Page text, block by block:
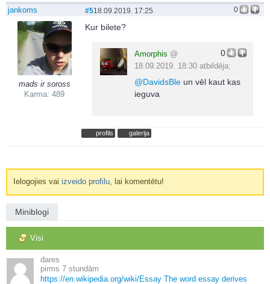
jankoms
mads ir soross
Karma: 489
0
#518.09.2019. 17:25
Kur bilete?
0
Amorphis @
18.09.2019. 18:30 atbildēja:
@DavidsBle un vēl kaut kas
ieguva
profils galerija
Ielogojies vaiizveido profilu, lai komentētu!
Miniblogi
Visi
dares
7 stundām
https://en. wikipedia. org/wiki/Essay The word essay derives